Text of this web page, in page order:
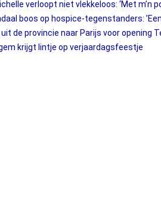
verloopt niet vlekkeloos: ‘Met m’n
boos op hospice-tegenstanders:
de provincie naar Parijs voor opening
krijgt lintje op verjaardagsfeestje